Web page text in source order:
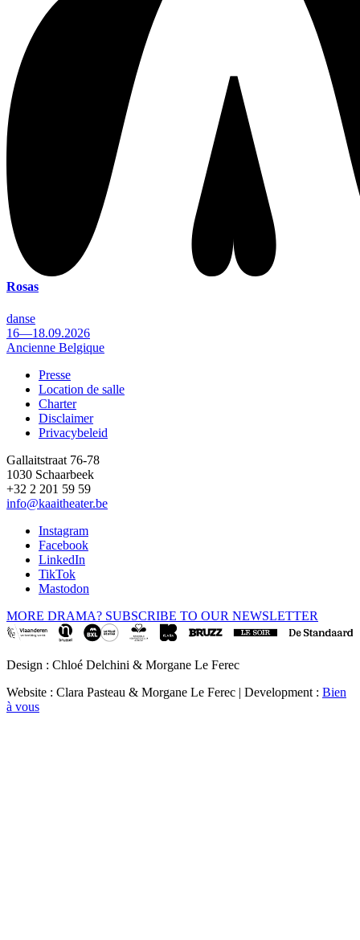
Rosas
danse
16—18.09.2026
Ancienne Belgique
Footer
Presse
Location de salle
Charter
Disclaimer
Privacybeleid
Gallaitstraat 76-78
1030 Schaarbeek
+32 2 201 59 59
info@kaaitheater.be
Instagram
Facebook
LinkedIn
TikTok
Mastodon
MORE DRAMA? SUBSCRIBE TO OUR NEWSLETTER
Design : Chloé Delchini & Morgane Le Ferec
Website : Clara Pasteau & Morgane Le Ferec | Development : Bien
à vous